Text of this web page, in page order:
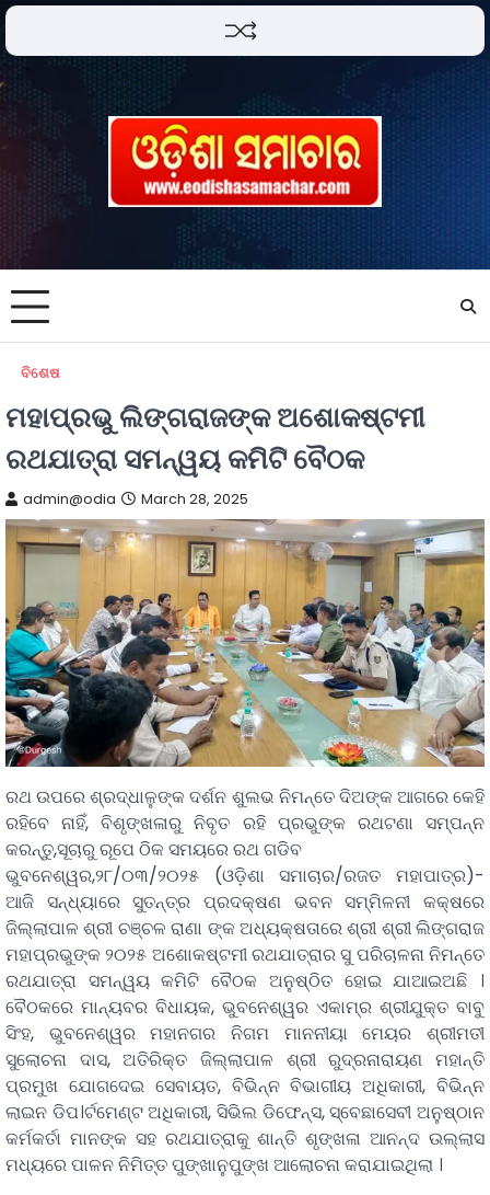
ବିଶେଷ
ମହାପ୍ରଭୁ ଲିଙ୍ଗରାଜଙ୍କ ଅଶୋକଷ୍ଟମୀ
ରଥଯାତ୍ରା ସମନ୍ୱୟ କମିଟି ବୈଠକ
admin@odia March 28, 2025
ରଥ ଉପରେ ଶ୍ରଦ୍ଧାଳୁଙ୍କ ଦର୍ଶନ ଶୁଲଭ ନିମନ୍ତେ ଦିଅଙ୍କ ଆଗରେ କେହି
ରହିବେ ନାହିଁ, ବିଶୃଙ୍ଖଳାରୁ ନିବୃତ ରହି ପ୍ରଭୁଙ୍କ ରଥଟଣା ସମ୍ପନ୍ନ
କରନ୍ତୁ,ସୂଚାରୁ ରୂପେ ଠିକ ସମୟରେ ରଥ ଗଡିବ
ଭୁବନେଶ୍ୱର,୨୮/୦୩/୨୦୨୫ (ଓଡ଼ିଶା ସମାଚାର/ରଜତ ମହାପାତ୍ର)-
ଆଜି ସନ୍ଧ୍ୟାରେ ସୁତନ୍ତ୍ର ପ୍ରଦକ୍ଷଣ ଭବନ ସମ୍ମିଳନୀ କକ୍ଷରେ
ଜିଲ୍ଲାପାଳ ଶ୍ରୀ ଚଞ୍ଚଳ ରାଣା ଙ୍କ ଅଧ୍ୟକ୍ଷତାରେ ଶ୍ରୀ ଶ୍ରୀ ଲିଙ୍ଗରାଜ
ମହାପ୍ରଭୁଙ୍କ ୨୦୨୫ ଅଶୋକଷ୍ଟମୀ ରଥଯାତ୍ରାର ସୁ ପରିଚାଳନା ନିମନ୍ତେ
ରଥଯାତ୍ରା ସମନ୍ୱୟ କମିଟି ବୈଠକ ଅନୁଷ୍ଠିତ ହୋଇ ଯାଆଇଅଛି ।
ବୈଠକରେ ମାନ୍ୟବର ବିଧାୟକ, ଭୁବନେଶ୍ୱର ଏକାମ୍ର ଶ୍ରୀଯୁକ୍ତ ବାବୁ
ସିଂହ, ଭୁବନେଶ୍ୱର ମହାନଗର ନିଗମ ମାନନୀୟା ମେୟର ଶ୍ରୀମତୀ
ସୁଲୋଚନା ଦାସ, ଅତିରିକ୍ତ ଜିଲ୍ଲାପାଳ ଶ୍ରୀ ରୁଦ୍ରନାରାୟଣ ମହାନ୍ତି
ପ୍ରମୁଖ ଯୋଗଦେଇ ସେବାୟତ, ବିଭିନ୍ନ ବିଭାଗୀୟ ଅଧିକାରୀ, ବିଭିନ୍ନ
ଲାଇନ ଡିପ।ର୍ଟମେଣ୍ଟ ଅଧିକାରୀ, ସିଭିଲ ଡିଫେନ୍ସ, ସ୍ବେଛାସେବୀ ଅନୁଷ୍ଠାନ
କର୍ମକର୍ତା ମାନଙ୍କ ସହ ରଥଯାତ୍ରାକୁ ଶାନ୍ତି ଶୃଙ୍ଖଳା ଆନନ୍ଦ ଉଲ୍ଲାସ
ମଧ୍ୟରେ ପାଳନ ନିମିତ୍ତ ପୁଙ୍ଖାନୁପୁଙ୍ଖ ଆଲୋଚନା କରାଯାଇଥିଲା ।